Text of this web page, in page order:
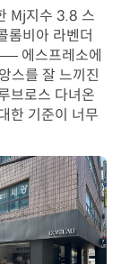
Mj지수 3.8 스
롬비아 라벤더
에스프레소에
스를 잘 느끼진
브로스 다녀온
한 기준이 너무